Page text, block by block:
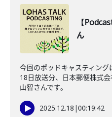
【
ん
今回のポッドキャスティン
18日放送分、日本郵便株式
山智さんです。
2025.12.18 |00:19:42